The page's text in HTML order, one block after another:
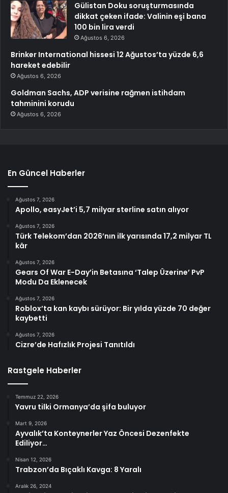
Gülistan Doku soruşturmasında
dikkat çeken ifade: Valinin eşi bana
100 bin lira verdi
Ağustos 6, 2026
Brinker International hissesi 12 Ağustos’ta yüzde 6,6
hareket edebilir
Ağustos 6, 2026
Goldman Sachs, ADP verisine rağmen istihdam
tahminini korudu
Ağustos 6, 2026
En Güncel Haberler
Ağustos 7, 2026
Apollo, easyJet’i 5,7 milyar sterline satın alıyor
Ağustos 7, 2026
Türk Telekom’dan 2026’nın ilk yarısında 17,2 milyar TL
kâr
Ağustos 7, 2026
Gears Of War E-Day’in Betasına ‘Talep Üzerine’ PvP
Modu Da Eklenecek
Ağustos 7, 2026
Roblox’ta kan kaybı sürüyor: Bir yılda yüzde 70 değer
kaybetti
Ağustos 7, 2026
Cizre’de Hafızlık Projesi Tanıtıldı
Rastgele Haberler
Temmuz 22, 2026
Yavru tilki Ormanya’da şifa buluyor
Mart 9, 2026
Ayvalık’ta Konteynerler Yaz Öncesi Dezenfekte
Ediliyor…
Nisan 12, 2026
Trabzon’da Bıçaklı Kavga: 8 Yaralı
Aralık 26, 2024